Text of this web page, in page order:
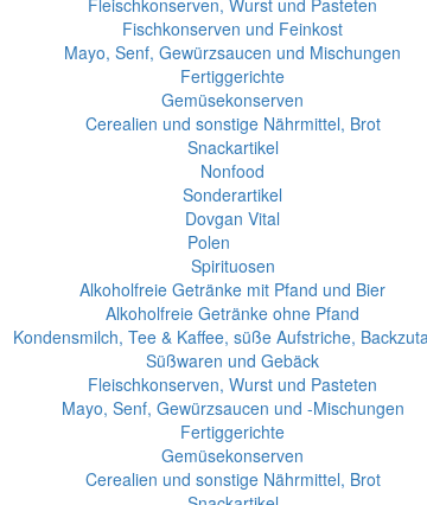
Fleischkonserven, Wurst und Pasteten
Fischkonserven und Feinkost
Mayo, Senf, Gewürzsaucen und Mischungen
Fertiggerichte
Gemüsekonserven
Cerealien und sonstige Nährmittel, Brot
Snackartikel
Nonfood
Sonderartikel
Dovgan Vital
Polen
Spirituosen
Alkoholfreie Getränke mit Pfand und Bier
Alkoholfreie Getränke ohne Pfand
Kondensmilch, Tee & Kaffee, süße Aufstriche,
Süßwaren und Gebäck
Fleischkonserven, Wurst und Pasteten
Mayo, Senf, Gewürzsaucen und -Mischungen
Fertiggerichte
Gemüsekonserven
Cerealien und sonstige Nährmittel, Brot